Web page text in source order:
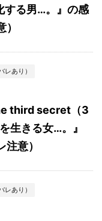
する男…。』の感
あり）
third secret（3
生きる女…。』
意）
あり）